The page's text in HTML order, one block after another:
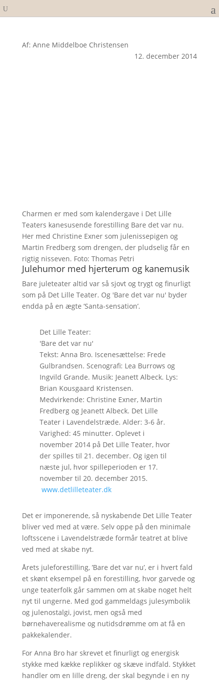
Af: Anne Middelboe Christensen
12. december 2014
Charmen er med som kalendergave i Det Lille
Teaters kanesusende forestilling Bare det var nu.
Her med Christine Exner som julenissepigen og
Martin Fredberg som drengen, der pludselig får en
rigtig nisseven. Foto: Thomas Petri
Julehumor med hjerterum og kanemusik
Bare juleteater altid var så sjovt og trygt og finurligt
som på Det Lille Teater. Og 'Bare det var nu' byder
endda på en ægte ’Santa-sensation’.
Det Lille Teater:
'Bare det var nu'
Tekst: Anna Bro. Iscenesættelse: Frede
Gulbrandsen. Scenografi: Lea Burrows og
Ingvild Grande. Musik: Jeanett Albeck. Lys:
Brian Kousgaard Kristensen.
Medvirkende: Christine Exner, Martin
Fredberg og Jeanett Albeck. Det Lille
Teater i Lavendelstræde. Alder: 3-6 år.
Varighed: 45 minutter. Oplevet i
november 2014 på Det Lille Teater, hvor
der spilles til 21. december. Og igen til
næste jul, hvor spilleperioden er 17.
november til 20. december 2015.
www.detlilleteater.dk
Det er imponerende, så nyskabende Det Lille Teater
bliver ved med at være. Selv oppe på den minimale
loftsscene i Lavendelstræde formår teatret at blive
ved med at skabe nyt.
Årets juleforestilling, ’Bare det var nu’, er i hvert fald
et skønt eksempel på en forestilling, hvor garvede og
unge teaterfolk går sammen om at skabe noget helt
nyt til ungerne. Med god gammeldags julesymbolik
og julenostalgi, jovist, men også med
børnehaverealisme og nutidsdrømme om at få en
pakkekalender.
For Anna Bro har skrevet et finurligt og energisk
stykke med kække replikker og skæve indfald. Stykket
handler om en lille dreng, der skal begynde i en ny